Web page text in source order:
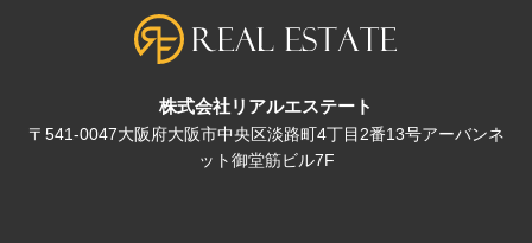
株式会社リアルエステート
〒541-0047大阪府大阪市中央区淡路町4丁目2番13号アーバンネ
ット御堂筋ビル7F